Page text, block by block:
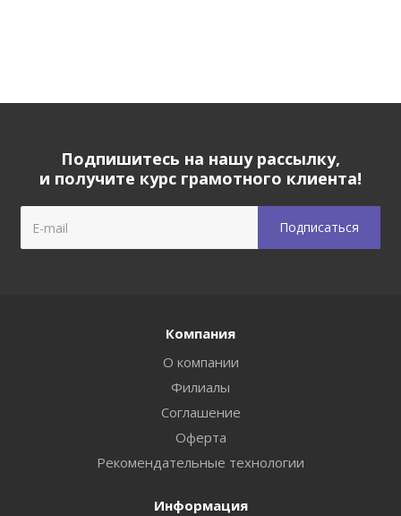
Подпишитесь на нашу рассылку,
и получите курс грамотного клиента!
Компания
О компании
Филиалы
Соглашение
Оферта
Рекомендательные технологии
Информация